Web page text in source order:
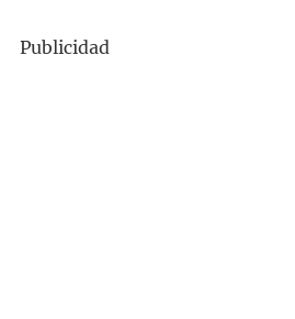
Publicidad